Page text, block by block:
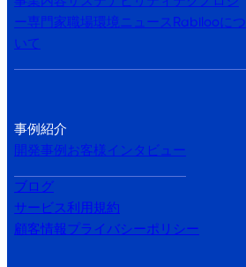
ー専門家職場環境ニュース Rabilooにつ
いて
事例紹介
開発事例 お客様インタビュー
ブログ
サービス利用規約
顧客情報プライバシーポリシー